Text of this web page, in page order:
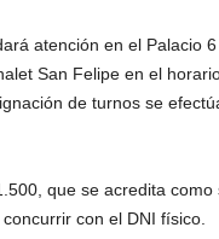
atención en el Palacio
San Felipe en el
de turnos se
que se acredita
con el DNI físico.